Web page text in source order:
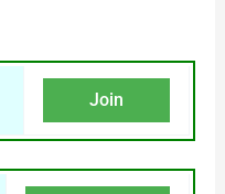
Join